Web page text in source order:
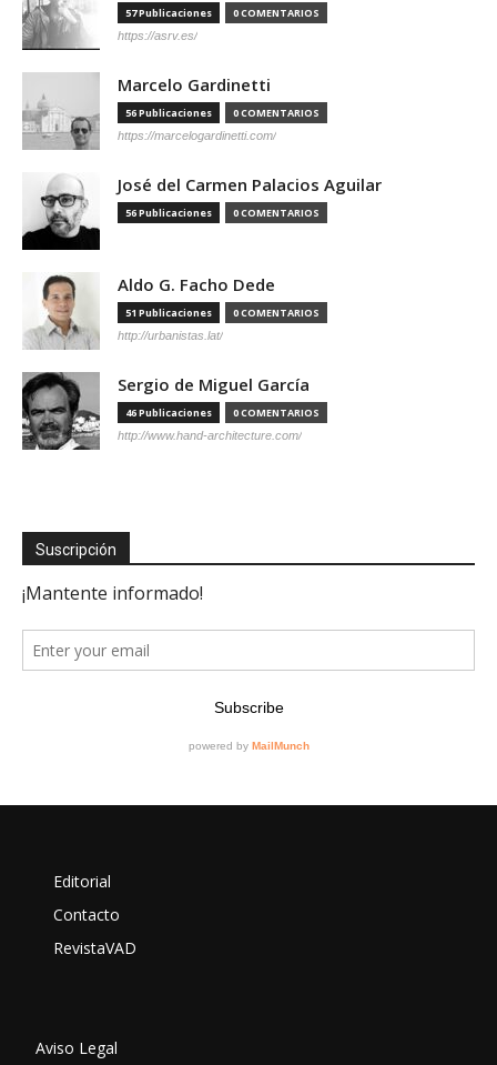
57 Publicaciones 0 COMENTARIOS
https://asrv.es/
Marcelo Gardinetti
56 Publicaciones 0 COMENTARIOS
https://marcelogardinetti.com/
José del Carmen Palacios Aguilar
56 Publicaciones 0 COMENTARIOS
Aldo G. Facho Dede
51 Publicaciones 0 COMENTARIOS
http://urbanistas.lat/
Sergio de Miguel García
46 Publicaciones 0 COMENTARIOS
http://www.hand-architecture.com/
Suscripción
Editorial
Contacto
RevistaVAD
Aviso Legal